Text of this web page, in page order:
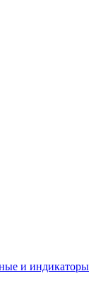
и индикаторы